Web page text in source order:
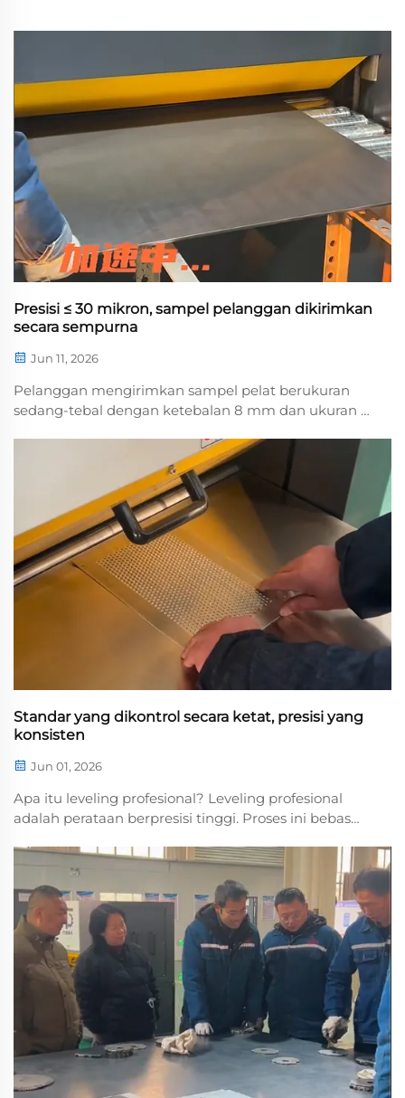
proses-proses kritis di lokasi, seperti perakitan kotak
listrik, penggilingan, pemotongan laser, dan pengukuran
presisi komponen. Mereka menyampaikan panduan
yang jelas ...
Presisi ≤ 30 mikron, sampel pelanggan dikirimkan
secara sempurna
Jun 11, 2026
Pelanggan mengirimkan sampel pelat berukuran
sedang-tebal dengan ketebalan 8 mm dan ukuran 1
pelat jenis ini sulit diratakan. Kami memilih mesin
perata hidrolik Henan Lantian tipe 60-1300 untuk
proses perataan profesional...
Standar yang dikontrol secara ketat, presisi yang
konsisten
Jun 01, 2026
Apa itu leveling profesional? Leveling profesional
adalah perataan berpresisi tinggi. Proses ini bebas
standar proses yang ketat untuk memastikan presisi
yang konsisten di setiap tahap pemrosesan. Untuk
leveling profesional, produksi sendiri...